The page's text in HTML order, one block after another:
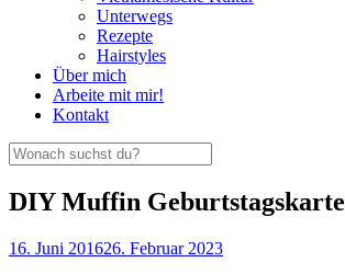
Unterwegs
Rezepte
Hairstyles
Über mich
Arbeite mit mir!
Kontakt
DIY Muffin Geburtstagskarte
16. Juni 201626. Februar 2023